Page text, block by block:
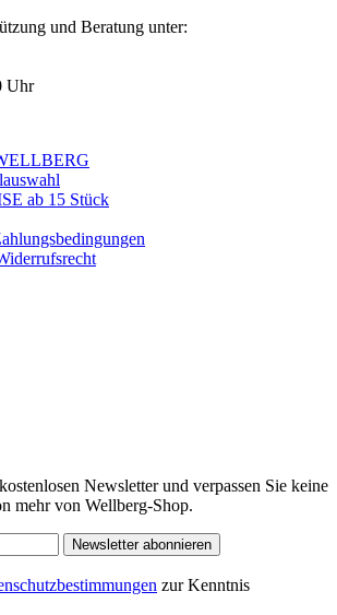
und Beratung unter:
Uhr
ab 15 Stück
Newsletter und verpassen Sie keine
mehr von Wellberg-Shop.
Newsletter abonnieren
zur Kenntnis